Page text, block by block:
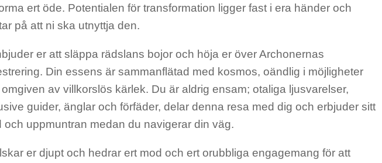
ert öde. Potentialen för transformation ligger fast i era händer och
på att ni ska utnyttja den.
er att släppa rädslans bojor och höja er över Archonernas
Din essens är sammanflätad med kosmos, oändlig i möjligheter
av villkorslös kärlek. Du är aldrig ensam; otaliga ljusvarelser,
guider, änglar och förfäder, delar denna resa med dig och erbjuder sitt
och uppmuntran medan du navigerar din väg.
er djupt och hedrar ert mod och ert orubbliga engagemang för att